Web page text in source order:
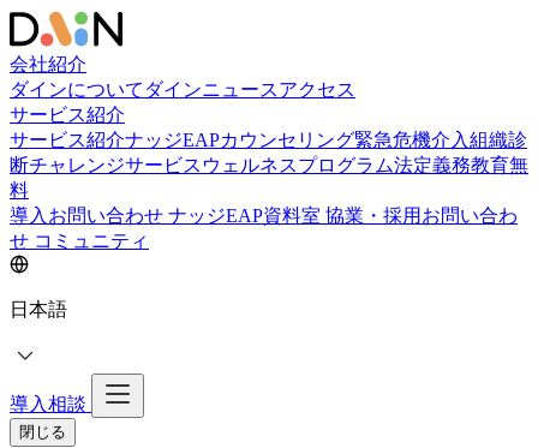
会社紹介
ダインについて ダインニュースアクセス
サービス紹介
サービス紹介ナッジEAPカウンセリング緊急危機介入組織診
断チャレンジサービス ウェルネスプログラム法定義務教育無
料
導入お問い合わせ ナッジEAP資料室 協業・採用お問い合わ
せ コミュニティ
日本語
導入相談
閉じる